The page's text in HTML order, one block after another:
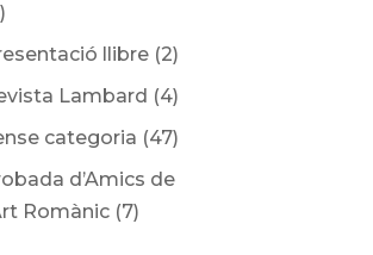
llibre (2)
Lambard (4)
categoria (47)
d’Amics de
Romànic (7)